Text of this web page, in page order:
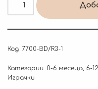
Код: 7700-BD/R3-1
Категории: 0-6 месеца 6-
Играчки